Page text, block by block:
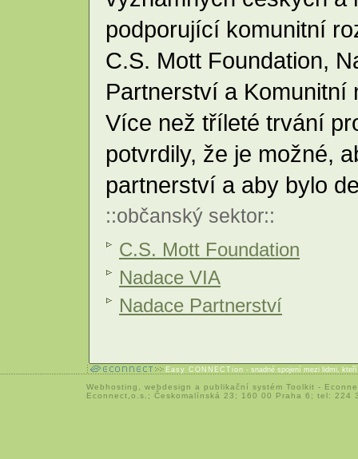
podporující komunitní
C.S. Mott Foundation,
Partnerství a Komunitní
Více než tříleté trvání
potvrdily, že je možné,
partnerství a aby bylo
::občanský sektor::
C.S. Mott Foundation
Nadace VIA
Nadace Partnerství
Easy CONNECTion - snadné spojení mezi lidmi,
Webhosting webdesign a publikační systém Toolkit -
Econnect,o.s.; Českomalínská 23; 160 00 Praha 6; tel: 224